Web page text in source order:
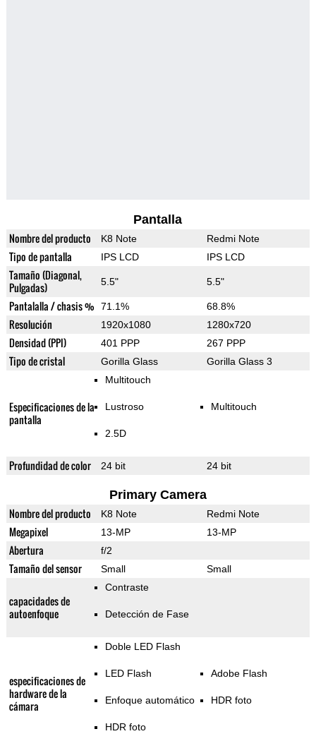
Pantalla
Nombre del producto K8 Note Redmi Note
Tipo de pantalla IPS LCD IPS LCD
Tamaño (Diagonal,
Pulgadas)
5.5" 5.5"
Pantalalla / chasis % 71.1% 68.8%
Resolución 1920x1080 1280x720
Densidad (PPI) 401 PPP 267 PPP
Tipo de cristal Gorilla Glass Gorilla Glass 3
Especificaciones de la
pantalla
Multitouch
Lustroso
2.5D
Multitouch
Profundidad de color 24 bit 24 bit
Primary Camera
Nombre del producto K8 Note Redmi Note
Megapixel 13-MP 13-MP
Abertura f/2
Tamaño del sensor Small Small
capacidades de
autoenfoque
Contraste
Detección de Fase
especificaciones de
hardware de la
cámara
Doble LED Flash
LED Flash
Enfoque automático
HDR foto
Adobe Flash
HDR foto